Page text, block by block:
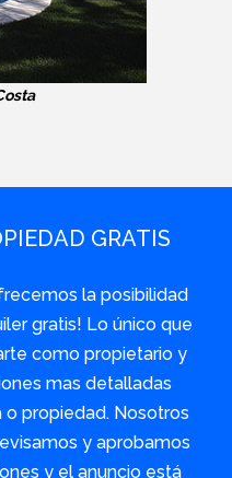
GRATIS
la posibilidad
gratis! Lo único que
como propietario y
mas detalladas
propiedad. Nosotros
y aprobamos
y el anuncio está